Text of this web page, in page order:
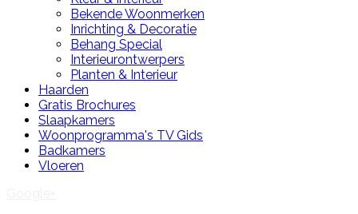
Bekende Woonmerken
Inrichting & Decoratie
Behang Special
Interieurontwerpers
Planten & Interieur
Haarden
Gratis Brochures
Slaapkamers
Woonprogramma's TV Gids
Badkamers
Vloeren